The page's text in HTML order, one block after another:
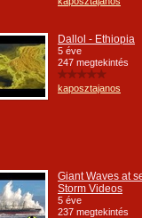
Dallol - Ethiopia
5 éve
247 megtekintés
kaposztajanos
Giant Waves at
Storm Videos
5 éve
237 megtekintés